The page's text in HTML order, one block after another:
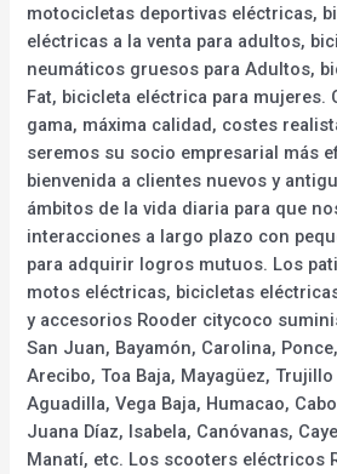
motocicletas deportivas eléctricas,
eléctricas a la venta para adultos,
neumáticos gruesos para Adultos,
Fat, bicicleta eléctrica para mujeres.
gama, máxima calidad, costes
seremos su socio empresarial más
bienvenida a clientes nuevos y
ámbitos de la vida diaria para que
interacciones a largo plazo con
para adquirir logros mutuos. Los
motos eléctricas, bicicletas
y accesorios Rooder citycoco
San Juan, Bayamón, Carolina,
Arecibo, Toa Baja, Mayagüez,
Aguadilla, Vega Baja, Humacao,
Juana Díaz, Isabela, Canóvanas,
Manatí, etc. Los scooters eléctricos